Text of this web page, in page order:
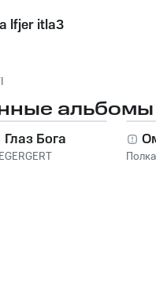
lfjer itla3
альбомы
Глаз Бога
Полка